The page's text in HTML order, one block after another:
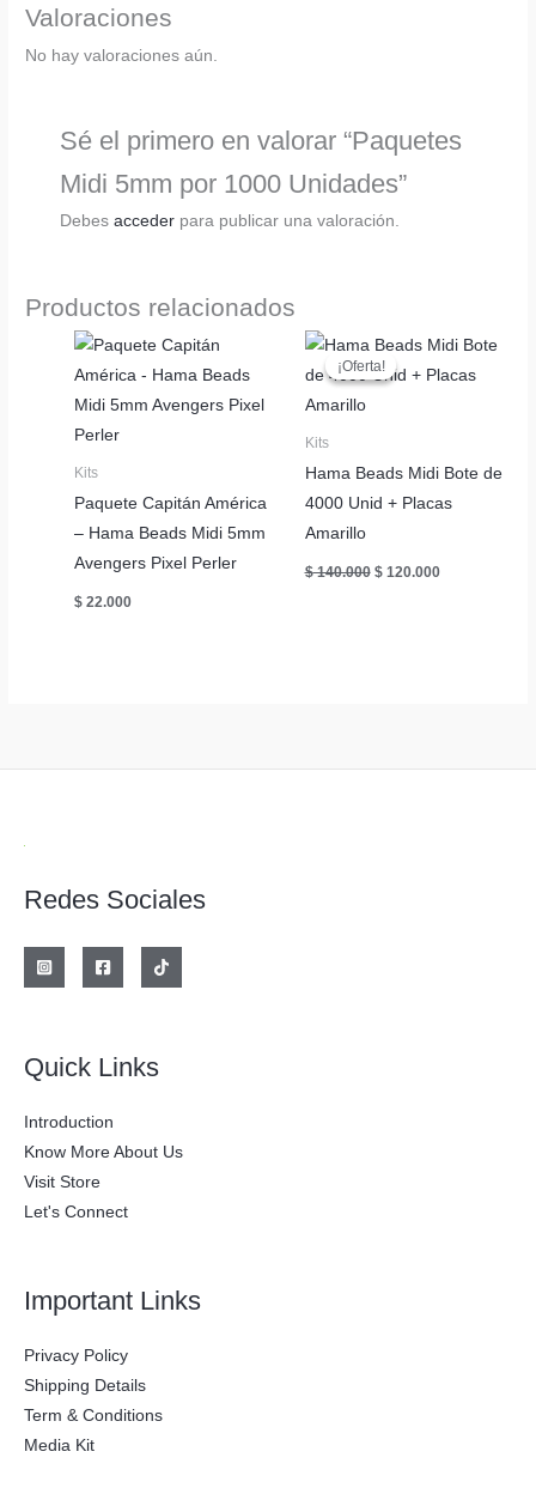
Valoraciones
No hay valoraciones aún.
Sé el primero en valorar “Paquetes
Midi 5mm por 1000 Unidades”
Debesacceder para publicar una valoración.
Productos relacionados
Kits
Paquete Capitán América
– Hama Beads Midi 5mm
Avengers Pixel Perler
$ 22.000
¡Oferta!
¡Oferta!
Kits
Hama Beads Midi Bote de
4000 Unid + Placas
Amarillo
$140.000 El
precio
$120.000El
Redes Sociales
Quick Links
Introduction
Know More About Us
Visit Store
Let's Connect
Important Links
Privacy Policy
Shipping Details
Term & Conditions
Media Kit